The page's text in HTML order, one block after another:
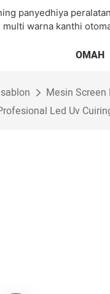
panyedhiya
warna kanthi
OMAH
Mesin
Led Uv